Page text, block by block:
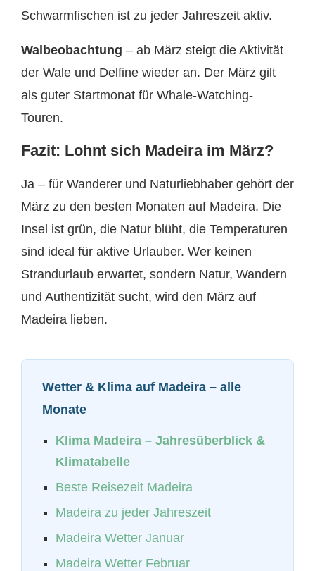
Schwarmfischen ist zu jeder Jahreszeit aktiv.
Walbeobachtung – ab März steigt die Aktivität
der Wale und Delfine wieder an. Der März gilt
als guter Startmonat für Whale-Watching-
Touren.
Fazit: Lohnt sich Madeira im März?
Ja – für Wanderer und Naturliebhaber gehört der
März zu den besten Monaten auf Madeira. Die
Insel ist grün, die Natur blüht, die Temperaturen
sind ideal für aktive Urlauber. Wer keinen
Strandurlaub erwartet, sondern Natur, Wandern
und Authentizität sucht, wird den März auf
Madeira lieben.
Wetter & Klima auf Madeira – alle
Monate
Klima Madeira – Jahresüberblick &
Klimatabelle
Beste Reisezeit Madeira
Madeira zu jeder Jahreszeit
Madeira Wetter Januar
Madeira Wetter Februar